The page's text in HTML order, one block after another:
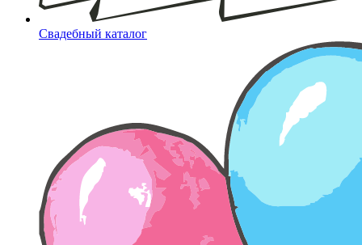
Свадебный каталог